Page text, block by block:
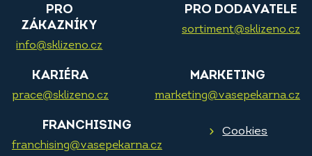
PRO
ZÁKAZNÍKY
info@sklizeno.cz
PRO DODAVATELE
sortiment@sklizeno.cz
KARIÉRA
prace@sklizeno.cz
MARKETING
marketing@vasepekarna.cz
FRANCHISING
franchising@vasepekarna.cz
Cookies